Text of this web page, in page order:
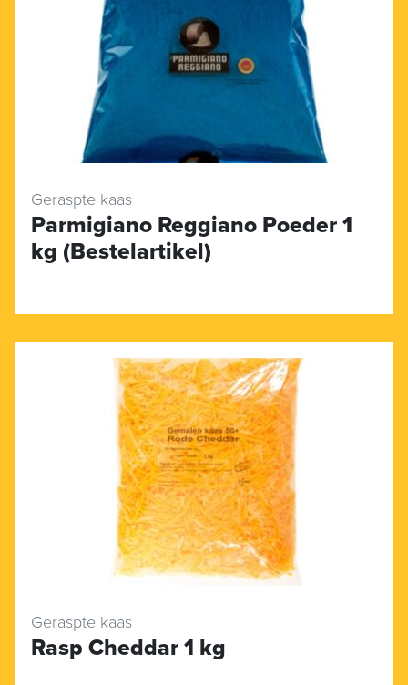
Geraspte kaas
Parmigiano Reggiano Poeder 1
kg (Bestelartikel)
Geraspte kaas
Rasp Cheddar 1 kg